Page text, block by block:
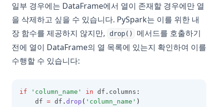
일부 경우에는 DataFrame에서 열이 존재할 경우에만 열
을 삭제하고 싶을 수 있습니다. PySpark는 이를 위한 내
장 함수를 제공하지 않지만,
drop()
메서드를 호출하기
전에 열이 DataFrame의 열 목록에 있는지 확인하여 이를
수행할 수 있습니다:
if 'column_name' in df . columns :
    df
= df . drop ( 'column_name' )